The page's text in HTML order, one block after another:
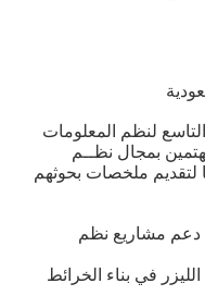
لنظم المعلومات
بمجال نظــم
لتقديم ملخصات بحوثهم
دعم مشاريع نظم
في بناء الخرائط